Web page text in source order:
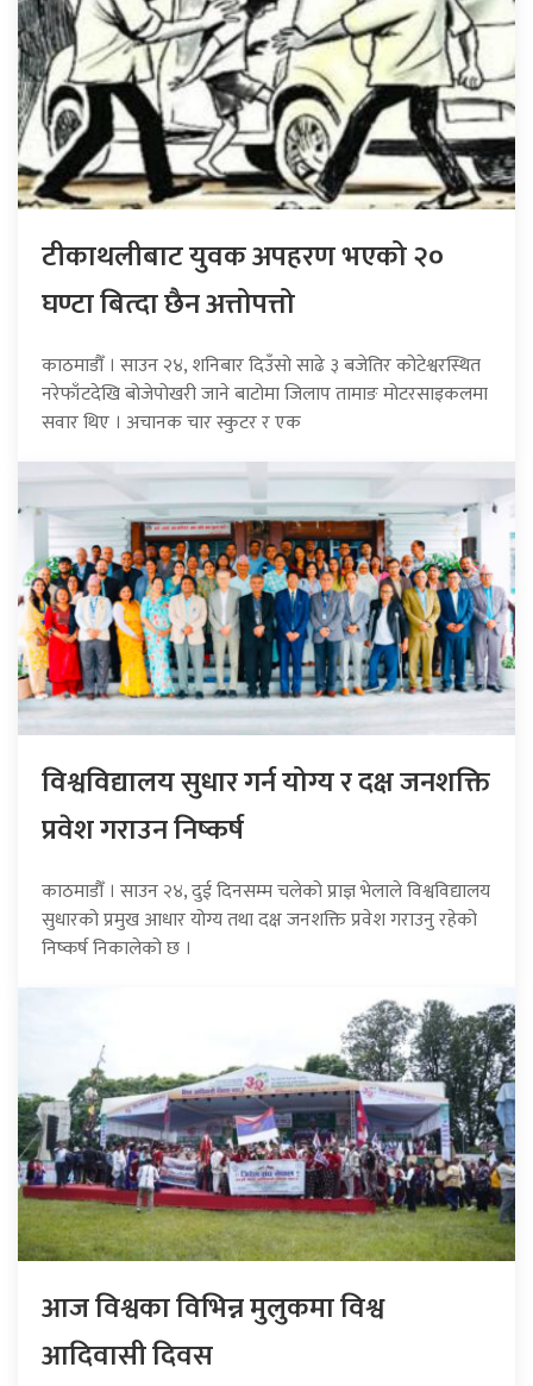
टीकाथलीबाट युवक अपहरण भएको २०
घण्टा बित्दा छैन अत्तोपत्तो
काठमाडौँ । साउन २४, शनिबार दिउँसो साढे ३ बजेतिर कोटेश्वरस्थित
नरेफाँटदेखि बोजेपोखरी जाने बाटोमा जिलाप तामाङ मोटरसाइकलमा
सवार थिए । अचानक चार स्कुटर र एक
विश्वविद्यालय सुधार गर्न योग्य र दक्ष जनशक्ति
प्रवेश गराउन निष्कर्ष
काठमाडौँ । साउन २४, दुई दिनसम्म चलेको प्राज्ञ भेलाले विश्वविद्यालय
सुधारको प्रमुख आधार योग्य तथा दक्ष जनशक्ति प्रवेश गराउनु रहेको
निष्कर्ष निकालेको छ ।
आज विश्वका विभिन्न मुलुकमा विश्व
आदिवासी दिवस